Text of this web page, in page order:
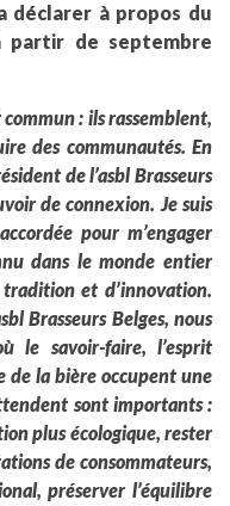
déclarer à propos du
partir de septembre
: ils rassemblent,
des communautés. En
de l’asbl Brasseurs
de connexion. Je suis
pour m’engager
dans le monde entier
et d’innovation.
Brasseurs Belges, nous
le savoir-faire, l’esprit
de la bière occupent une
sont importants :
plus écologique, rester
de consommateurs,
préserver l’équilibre